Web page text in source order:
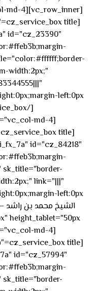
id="cz_23390"
width:2px;"
left:0px;"]
id="cz_84218"
sk_title="border-
link="|||"
id="cz_57994"
sk_title="border-